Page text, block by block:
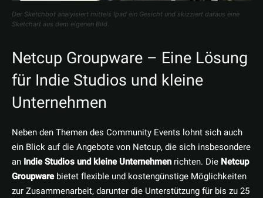
Der Sketchbot analyisiert mittels Ipad ein Gesicht und skizziert daraus eine
Sketchart aus dem eigenen Bild.
Netcup Groupware – Eine Lösung
für Indie Studios und kleine
Unternehmen
Neben den Themen des Community Events lohnt sich auch
ein Blick auf die Angebote von Netcup, die sich insbesondere
an Indie Studios und kleine Unternehmen richten. Die Netcup
Groupwarebietet flexible und kostengünstige Möglichkeiten
zur Zusammenarbeit, darunter die Unterstützung für bis zu 25